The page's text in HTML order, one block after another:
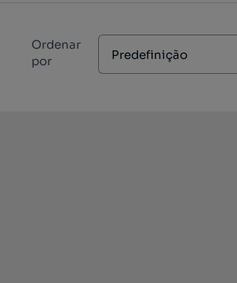
Ordenar
por
Predefinição